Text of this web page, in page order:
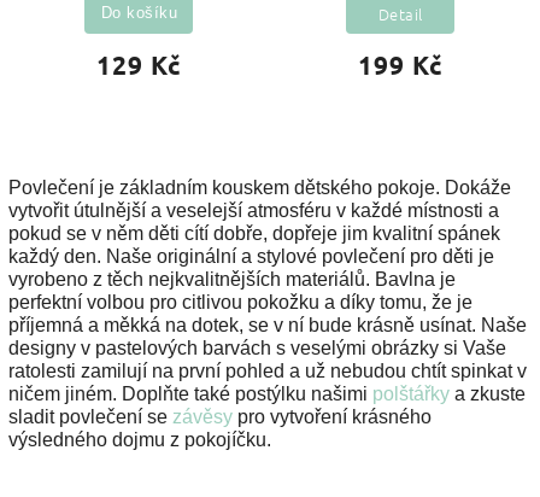
129 Kč
Do košíku
199 Kč
Detail
Povlečení je základním kouskem dětského pokoje. Dokáže
vytvořit útulnější a veselejší atmosféru v každé místnosti a
pokud se v něm děti cítí dobře, dopřeje jim kvalitní spánek
každý den. Naše originální a stylové povlečení pro děti je
vyrobeno z těch nejkvalitnějších materiálů. Bavlna je
perfektní volbou pro citlivou pokožku a díky tomu, že je
příjemná a měkká na dotek, se v ní bude krásně usínat. Naše
designy v pastelových barvách s veselými obrázky si Vaše
ratolesti zamilují na první pohled a už nebudou chtít spinkat v
ničem jiném. Doplňte také postýlku našimi polštářky a zkuste
sladit povlečení se závěsy pro vytvoření krásného
výsledného dojmu z pokojíčku.